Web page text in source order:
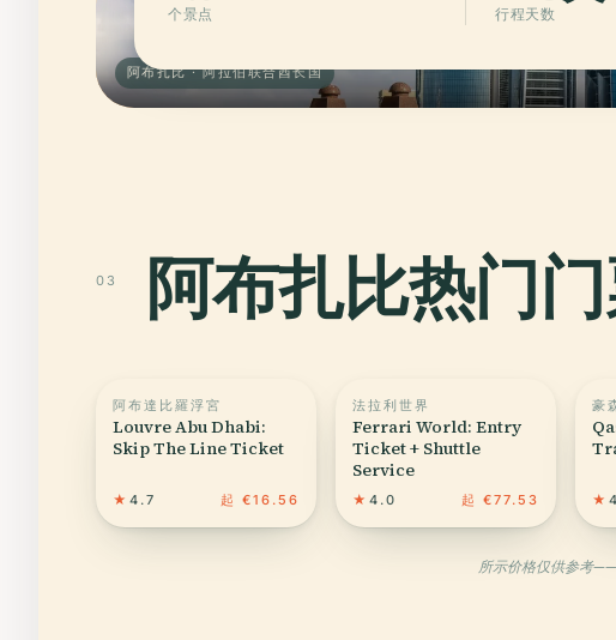
阿布扎比 · 阿拉伯联合酋长国
个景点 行程天数
03 阿布扎比热门
阿布達比羅浮宮
Louvre Abu Dhabi:
Skip The Line Ticket
★ 4.7 起 €16.56
法拉利世界
Ferrari World: Entry
Ticket + Shuttle
Service
★ 4.0 起 €77.53
豪
★
所示价格仅供参考